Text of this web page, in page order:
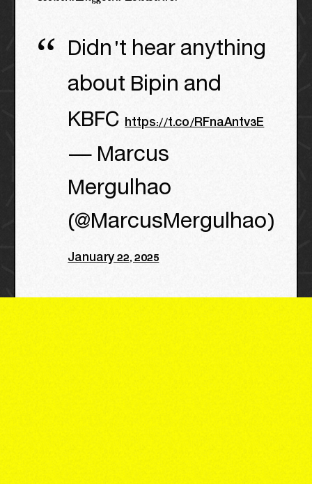
Didn't hear anything
about Bipin and
KBFChttps://t.co/RFnaAntv3E
— Marcus
Mergulhao
(@MarcusMergulhao)
January 22, 2025